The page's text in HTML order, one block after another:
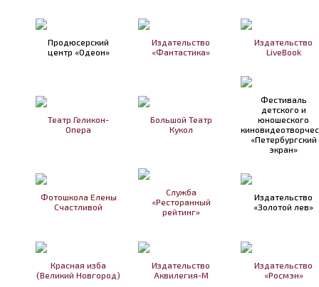
Продюсерский
центр «Одеон»
Издательство
«Фантастика»
Издательство
LiveBook
Театр Геликон-
Опера
Большой Театр
Кукол
Фестиваль
детского и
юношеского
«Петербургский
экран»
Фотошкола Елены
Счастливой
Служба
«Ресторанный
рейтинг»
Издательство
«Золотой лев»
Красная изба
(Великий Новгород)
Издательство
Аквилегия-М
Издательство
«Росмэн»